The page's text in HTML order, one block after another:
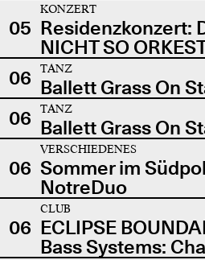
05
KONZERT
Residenzkonzert:
NICHT SO
06
TANZ
Ballett Grass On
06
TANZ
Ballett Grass On
06
VERSCHIEDENES
Sommer im
NotreDuo
06
CLUB
ECLIPSE
Bass Systems: